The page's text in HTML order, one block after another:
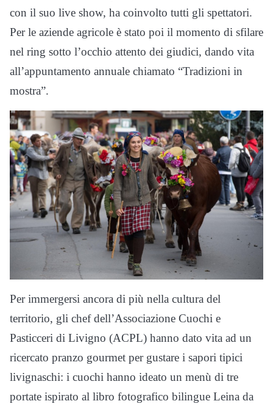
con il suo live show, ha coinvolto tutti gli spettatori.
Per le aziende agricole è stato poi il momento di sfilare
nel ring sotto l’occhio attento dei giudici, dando vita
all’appuntamento annuale chiamato “Tradizioni in
mostra”.
Per immergersi ancora di più nella cultura del
territorio, gli chef dell’Associazione Cuochi e
Pasticceri di Livigno (ACPL) hanno dato vita ad un
ricercato pranzo gourmet per gustare i sapori tipici
livignaschi: i cuochi hanno ideato un menù di tre
portate ispirato al libro fotografico bilingue Leina da